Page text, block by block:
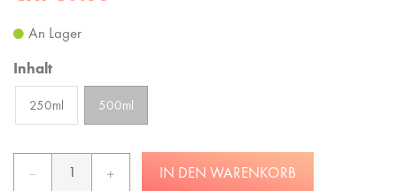
An Lager
Inhalt
250ml 500ml
IN DEN WARENKORB